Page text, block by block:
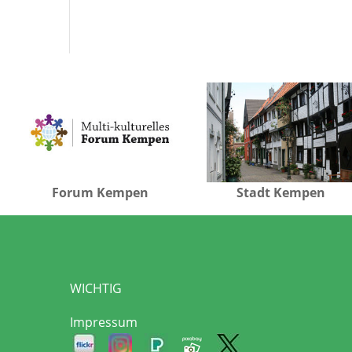
Forum Kempen Stadt Kempen
WICHTIG
Impressum